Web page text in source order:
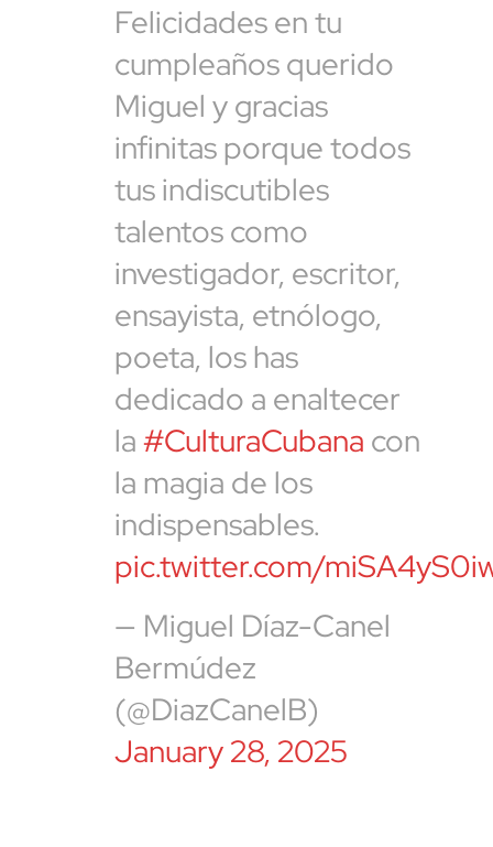
Felicidades en tu
cumpleaños querido
Miguel y gracias
infinitas porque todos
tus indiscutibles
talentos como
investigador, escritor,
ensayista, etnólogo,
poeta, los has
dedicado a enaltecer
la#CulturaCubana con
la magia de los
indispensables.
pic.twitter.com/
— Miguel Díaz-Canel
Bermúdez
(@DiazCanelB)
January 28, 2025